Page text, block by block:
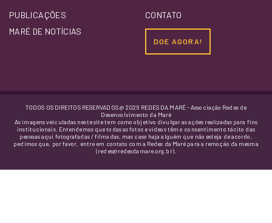
PUBLICAÇÕES
MARÉ DE NOTÍCIAS
CONTATO
DOE AGORA!
TODOS OS DIREITOS RESERVADOS @ 2026 REDES DA MARÉ - Associação Redes de
Desenvolvimento da Maré
As imagens veiculadas neste site tem como objetivo divulgar as ações realizadas para fins
institucionais. Entendemos que todas as fotos e vídeos têm o consentimento tácito das
pessoas aqui fotografadas / filmadas, mas caso haja alguém que não esteja de acordo,
pedimos que, por favor, entre em contato com a Redes da Maré para a remoção da mesma
(redes@redesdamare.org.br).